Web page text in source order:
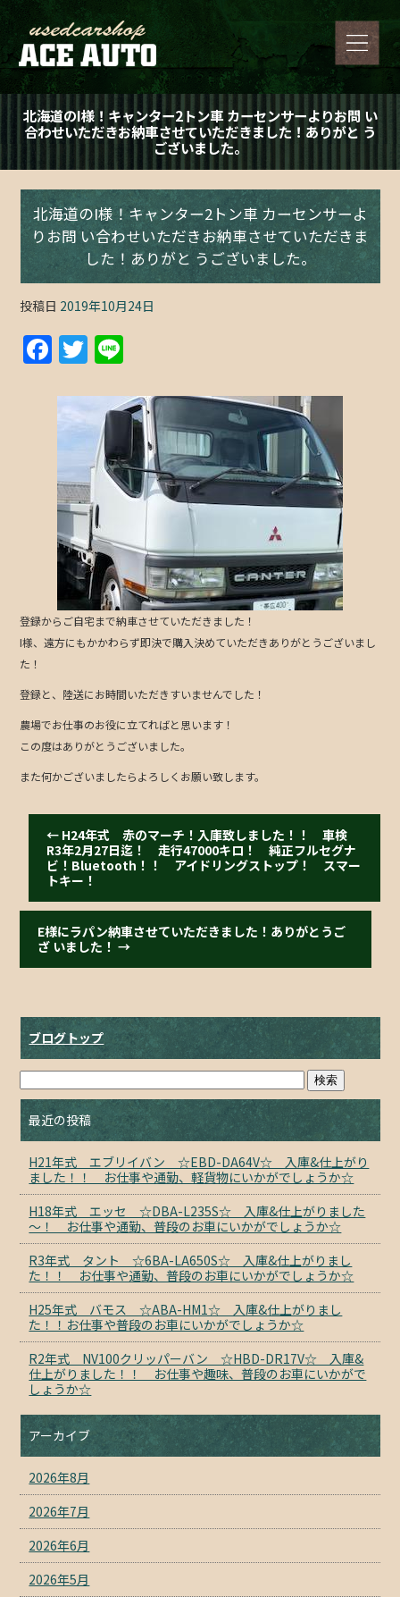
北海道のI様！キャンター2トン車 カーセンサーよりお問 い
合わせいただきお納車させていただきました！ありがと う
ございました。
北海道のI様！キャンター2トン車 カーセンサーよ
りお問 い合わせいただきお納車させていただきま
した！ありがと うございました。
投稿日 2019年10月24日
F
a
c
e
o
o
k
T
w
itt
er
e
登録からご自宅まで納車させていただきました！
I様、遠方にもかかわらず即決で購入決めていただきありがとうございまし
た！
登録と、陸送にお時間いただきすいませんでした！
農場でお仕事のお役に立てればと思います！
この度はありがとうございました。
また何かございましたらよろしくお願い致します。
← H24年式 赤のマーチ！入庫致しました！！ 車検
R3年2月27日迄！ 走行47000キロ！ 純正フルセグナ
ビ！Bluetooth！！ アイドリングストップ！ スマー
トキー！
E様にラパン納車させていただきました！ありがとうご
ざ いました！→
ブログトップ
最近の投稿
H21年式 エブリイバン ☆EBD-DA64V☆ 入庫&仕上がり
ました！！ お仕事や通勤、軽貨物にいかがでしょうか☆
H18年式 エッセ ☆DBA-L235S☆ 入庫&仕上がりました
～！ お仕事や通勤、普段のお車にいかがでしょうか☆
R3年式 タント ☆6BA-LA650S☆ 入庫&仕上がりまし
た！！ お仕事や通勤、普段のお車にいかがでしょうか☆
H25年式 バモス ☆ABA-HM1☆ 入庫&仕上がりまし
た！！お仕事や普段のお車にいかがでしょうか☆
R2年式 NV100クリッパーバン ☆HBD-DR17V☆ 入庫&
仕上がりました！！ お仕事や趣味、普段のお車にいかがで
しょうか☆
アーカイブ
2026年8月
2026年7月
2026年6月
2026年5月